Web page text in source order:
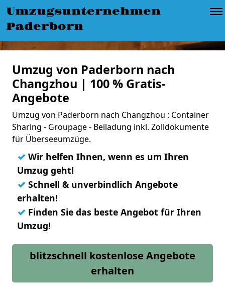
Umzugsunternehmen
Paderborn
Umzug von Paderborn nach
Changzhou | 100 % Gratis-
Angebote
Umzug von Paderborn nach Changzhou : Container
Sharing - Groupage - Beiladung inkl. Zolldokumente
für Überseeumzüge.
✓ Wir helfen Ihnen, wenn es um Ihren
Umzug geht!
✓ Schnell & unverbindlich Angebote
erhalten!
✓ Finden Sie das beste Angebot für Ihren
Umzug!
blitzschnell kostenlose Angebote
erhalten